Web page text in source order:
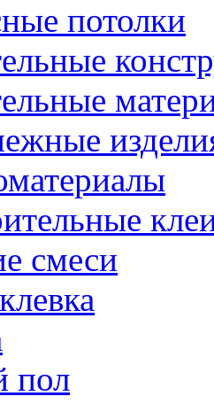
потолки
смеси
пол